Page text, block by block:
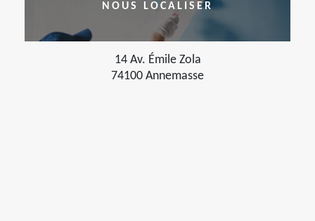
NOUS LOCALISER
14 Av. Émile Zola
74100 Annemasse